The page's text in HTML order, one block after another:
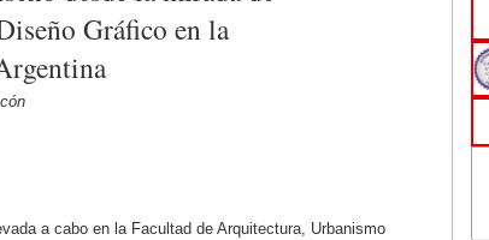
Gráfico en la
a cabo en la Facultad de Arquitectura, Urbanismo